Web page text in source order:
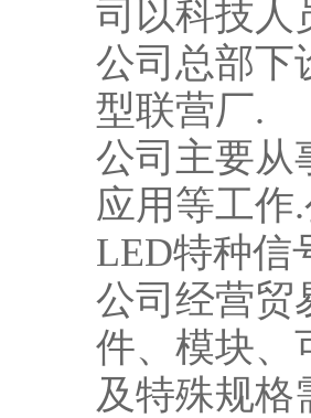
司以科技人
公司总部下
型联营厂.
公司主要从
应用等工作
LED特种信
公司经营贸
件、模块、
及特殊规格